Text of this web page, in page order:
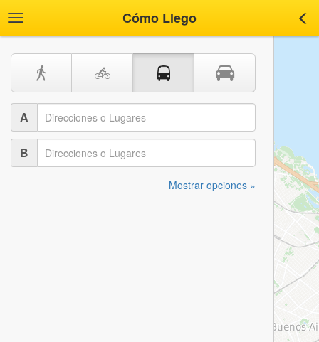
Toggle
navigation
Cómo Llego
A
B
Mostrar opciones »